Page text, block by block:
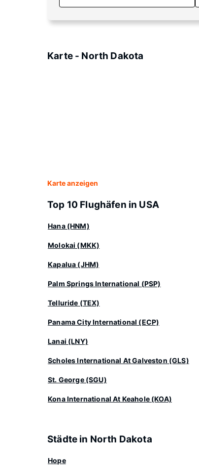
Karte - North Dakota
Karte anzeigen
Top 10 Flughäfen in USA
Hana (HNM)
Molokai (MKK)
Kapalua (JHM)
Palm Springs International (PSP)
Telluride (TEX)
Panama City International (ECP)
Lanai (LNY)
Scholes International At Galveston (GLS)
St. George (SGU)
Kona International At Keahole (KOA)
Städte in North Dakota
Hope